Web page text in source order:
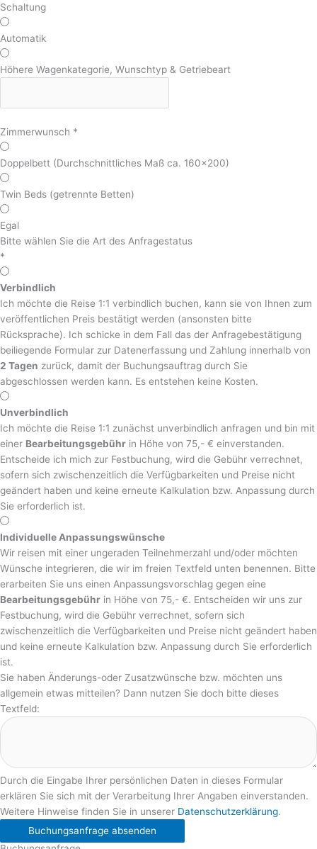
Schaltung
Automatik
Höhere Wagenkategorie, Wunschtyp & Getriebeart
Zimmerwunsch *
Doppelbett (Durchschnittliches Maß ca. 160x200)
Twin Beds (getrennte Betten)
Egal
Bitte wählen Sie die Art des Anfragestatus
*
Verbindlich
Ich möchte die Reise 1:1 verbindlich buchen, kann sie von Ihnen zum
veröffentlichen Preis bestätigt werden (ansonsten bitte
Rücksprache). Ich schicke in dem Fall das der Anfragebestätigung
beiliegende Formular zur Datenerfassung und Zahlung innerhalb von
2 Tagen zurück, damit der Buchungsauftrag durch Sie
abgeschlossen werden kann. Es entstehen keine Kosten.
Unverbindlich
Ich möchte die Reise 1:1 zunächst unverbindlich anfragen und bin mit
einer Bearbeitungsgebühr in Höhe von 75,- € einverstanden.
Entscheide ich mich zur Festbuchung, wird die Gebühr verrechnet,
sofern sich zwischenzeitlich die Verfügbarkeiten und Preise nicht
geändert haben und keine erneute Kalkulation bzw. Anpassung durch
Sie erforderlich ist.
Individuelle Anpassungswünsche
Wir reisen mit einer ungeraden Teilnehmerzahl und/oder möchten
Wünsche integrieren, die wir im freien Textfeld unten benennen. Bitte
erarbeiten Sie uns einen Anpassungsvorschlag gegen eine
Bearbeitungsgebühr in Höhe von 75,- €. Entscheiden wir uns zur
Festbuchung, wird die Gebühr verrechnet, sofern sich
zwischenzeitlich die Verfügbarkeiten und Preise nicht geändert haben
und keine erneute Kalkulation bzw. Anpassung durch Sie erforderlich
ist.
Sie haben Änderungs-oder Zusatzwünsche bzw. möchten uns
allgemein etwas mitteilen? Dann nutzen Sie doch bitte dieses
Textfeld:
Durch die Eingabe Ihrer persönlichen Daten in dieses Formular
erklären Sie sich mit der Verarbeitung Ihrer Angaben einverstanden.
Weitere Hinweise finden Sie in unserer Datenschutzerklärung.
Buchungsanfrage absenden